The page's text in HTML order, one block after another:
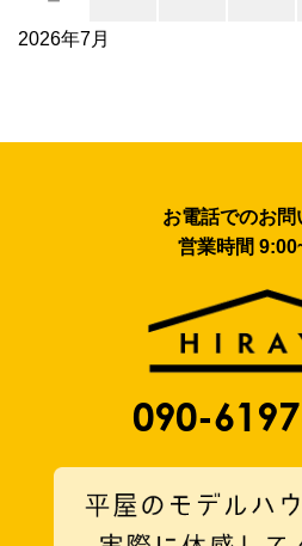
2026年7月
お電話でのお問
営業時間
090-